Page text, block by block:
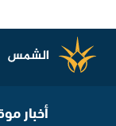
أخبار